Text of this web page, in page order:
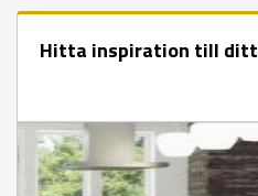
Hitta inspiration till ditt